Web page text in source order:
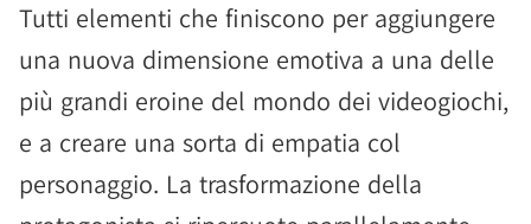
Tutti elementi che finiscono per aggiungere
una nuova dimensione emotiva a una delle
più grandi eroine del mondo dei videogiochi,
e a creare una sorta di empatia col
personaggio. La trasformazione della